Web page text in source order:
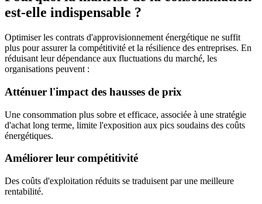
est-elle indispensable ?
Optimiser les contrats d'approvisionnement énergétique ne suffit
plus pour assurer la compétitivité et la résilience des entreprises. En
réduisant leur dépendance aux fluctuations du marché, les
organisations peuvent :
Atténuer l'impact des hausses de prix
Une consommation plus sobre et efficace, associée à une stratégie
d'achat long terme, limite l'exposition aux pics soudains des coûts
énergétiques.
Améliorer leur compétitivité
Des coûts d'exploitation réduits se traduisent par une meilleure
rentabilité.